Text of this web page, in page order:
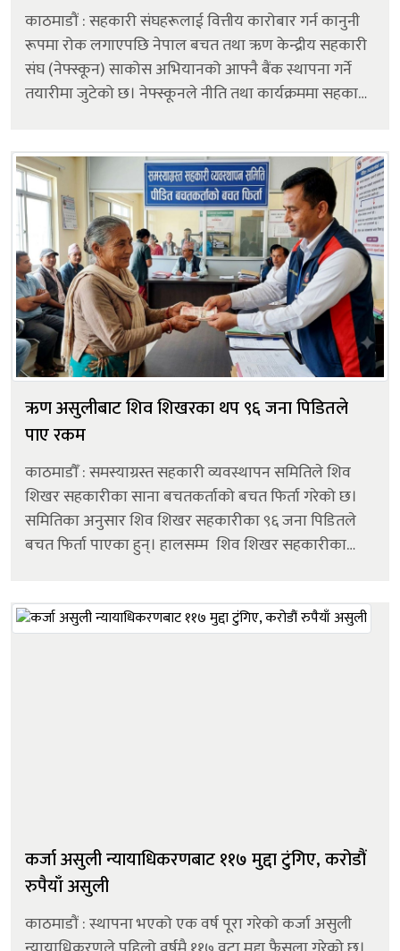
काठमाडौं : सहकारी संघहरूलाई वित्तीय कारोबार गर्न कानुनी
रूपमा रोक लगाएपछि नेपाल बचत तथा ऋण केन्द्रीय सहकारी
संघ (नेफ्स्कून) साकोस अभियानको आफ्नै बैंक स्थापना गर्ने
तयारीमा जुटेको छ। नेफ्स्कूनले नीति तथा कार्यक्रममा सहकारी
ऋण असुलीबाट शिव शिखरका थप ९६ जना पिडितले
पाए रकम
काठमाडौँ : समस्याग्रस्त सहकारी व्यवस्थापन समितिले शिव
शिखर सहकारीका साना बचतकर्ताको बचत फिर्ता गरेको छ।
समितिका अनुसार शिव शिखर सहकारीका ९६ जना पिडितले
बचत फिर्ता पाएका हुन्। हालसम्म शिव शिखर सहकारीका
कर्जा असुली न्यायाधिकरणबाट ११७ मुद्दा टुंगिए, करोडौं
रुपैयाँ असुली
काठमाडौं : स्थापना भएको एक वर्ष पूरा गरेको कर्जा असुली